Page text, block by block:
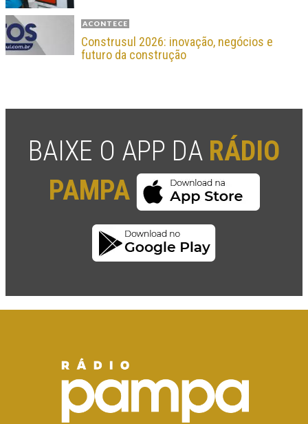
ACONTECE
Construsul 2026: inovação, negócios e
futuro da construção
BAIXE O APP DA RÁDIO
PAMPA